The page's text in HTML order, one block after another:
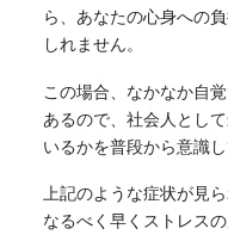
ら、あなたの心身への
しれません。
この場合、なかなか自
あるので、社会人とし
いるかを普段から意識
上記のような症状が見
なるべく早くストレス